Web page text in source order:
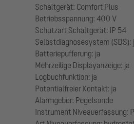
Schaltgerät: Comfort Plus
Betriebsspannung: 400 V
Schutzart Schaltgerät: IP 54
Selbstdiagnosesystem (SDS):
Batteriepufferung: ja
Mehrzeilige Displayanzeige: ja
Logbuchfunktion: ja
Potentialfreier Kontakt: ja
Alarmgeber: Pegelsonde
Instrument Niveauerfassung: